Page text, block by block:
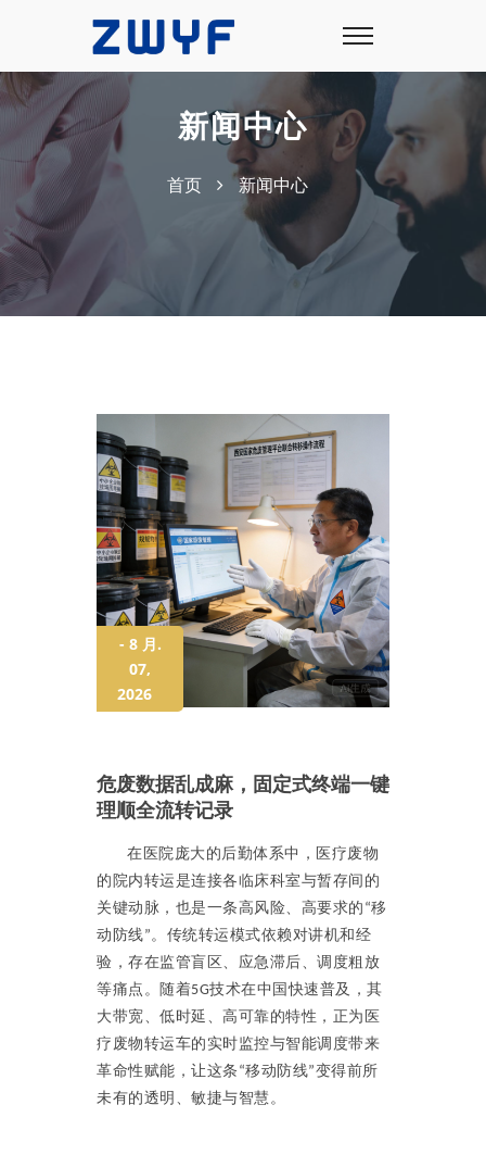
新闻中心
首页 新闻中心
- 8 月.
07,
2026
危废数据乱成麻，固定式终端一键
理顺全流转记录
在医院庞大的后勤体系中，医疗废物
的院内转运是连接各临床科室与暂存间的
关键动脉，也是一条高风险、高要求的 “移
动防线”。传统转运模式依赖对讲机和经
验，存在监管盲区、应急滞后、调度粗放
等痛点。随着5G技术在中国快速普及，其
大带宽、低时延、高可靠的特性，正为医
疗废物转运车的实时监控与智能调度带来
革命性赋能，让这条 “移动防线”变得前所
未有的透明、敏捷与智慧。